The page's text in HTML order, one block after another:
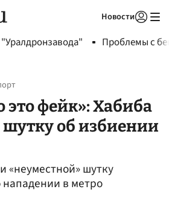
Новости
Проблемы с
это фейк»: Хабиба
шутку об избиении
«неуместной» шутку
в метро